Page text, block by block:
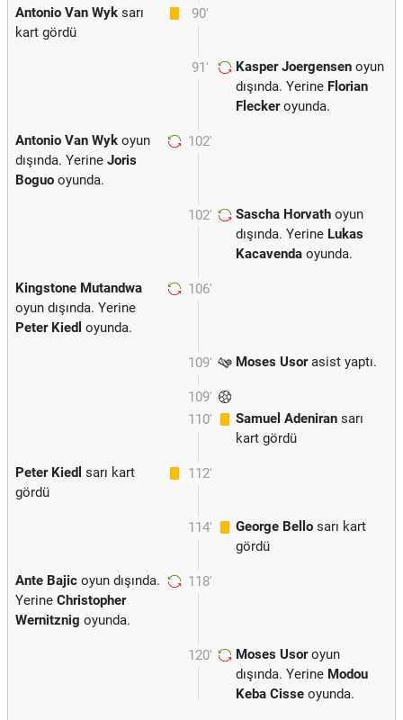
90'
Antonio Van Wyk sarı
kart gördü
91' Kasper Joergensen oyun
dışında. Yerine Florian
Fleckeroyunda.
102'
Antonio Van Wyk oyun
dışında. Yerine Joris
Boguo oyunda.
102' Sascha Horvath oyun
dışında. Yerine Lukas
Kacavenda oyunda.
106'
Kingstone Mutandwa
oyun dışında. Yerine
Peter Kiedl oyunda.
109' Moses Usorasist yaptı.
109'
110'
Samuel Adeniran sarı
kart gördü
112'
Peter Kiedl sarı kart
gördü
114' George Bello sarı kart
gördü
118'
Ante Bajic oyun dışında.
Yerine Christopher
Wernitznig oyunda.
120' Moses Usoroyun
dışında. Yerine Modou
Keba Cisse oyunda.